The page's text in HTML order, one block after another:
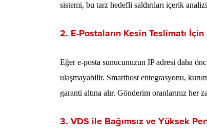
sistemi, bu tarz hedefli saldırıları içerik
2. E-Postaların Kesin Teslimatı
Eğer e-posta sunucunuzun IP adresi daha
ulaşmayabilir. Smarthost entegrasyonu,
garanti altına alır. Gönderim oranlarınız her
3. VDS ile Bağımsız ve Yüksek